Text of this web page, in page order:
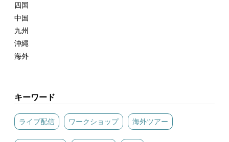
四国
中国
九州
沖縄
海外
キーワード
ライブ配信 ワークショップ 海外ツアー